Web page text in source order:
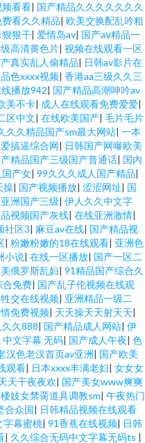
频看看| 国产精品久久久久久久久
看久久精品| 欧美交换配乱吟粗
狠干| 爱情岛av| 国产aⅴ精品一
高清黄色片| 视频在线观看一区
真实乱人偷精品| 日韩av影片在
色xxxx视频| 香港aa三级久久三
播放942| 国产精品高潮呻吟av
美不卡| 成人在线观看免费爱爱|
区中文| 在线欧美国产| 毛片毛片
久久精品国产sm最大网站| 一本
爱搞逼综合网| 日韩国产网曝欧美
精品国产三级国产普通话| 国内
产女| 99久久久成人国产精品|
操| 国产视频播放| 涩涩网址| 国
亚洲国产三级| 伊人久久中文字
视频国产灰线| 在线亚洲激情|
社区3| 麻豆av在线| 国产精品视
| 粉嫩粉嫩的18在线观看| 亚洲色
小说| 在线一区播放| 国产一区二
俄罗斯乱妇| 91精品国产综合久
合免费| 国产乱子伦视频在线观
交在线视频| 亚洲精品一级二
免费视频| 天天操天天射天天|
久888| 国产精品成人网站| 伊
文字幕 无码| 国产成人午夜| 色
汉色老汉首页av亚洲| 国产欧美
观看| 日本xxxx丰满老妇| 女女女
天干夜夜欢| 国产美女www爽爽
妓女禁脔道具调教sm| 午夜热门
合众国| 日韩精品视频在线观看
字幕蜜桃| 91香蕉在线视频| 日韩
| 久久综合无码中文字幕无码ts |